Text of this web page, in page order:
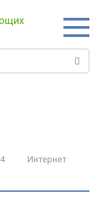
Интернет